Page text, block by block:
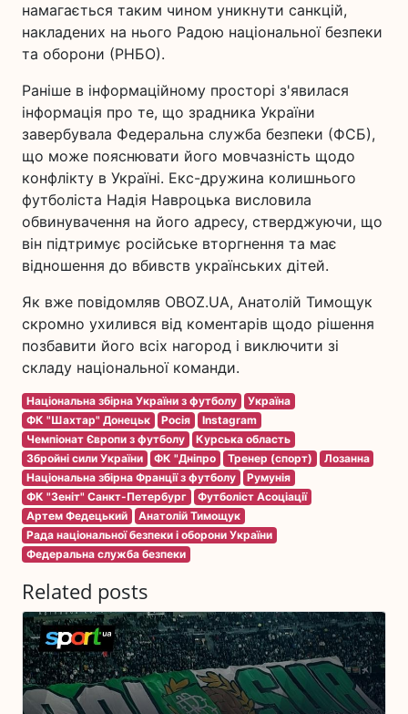
намагається таким чином уникнути санкцій,
накладених на нього Радою національної безпеки
та оборони (РНБО).
Раніше в інформаційному просторі з'явилася
інформація про те, що зрадника України
завербувала Федеральна служба безпеки (ФСБ),
що може пояснювати його мовчазність щодо
конфлікту в Україні. Екс-дружина колишнього
футболіста Надія Навроцька висловила
обвинувачення на його адресу, стверджуючи, що
він підтримує російське вторгнення та має
відношення до вбивств українських дітей.
Як вже повідомляв OBOZ.UA, Анатолій Тимощук
скромно ухилився від коментарів щодо рішення
позбавити його всіх нагород і виключити зі
складу національної команди.
Національна збірна України з футболу
Україна
ФК "Шахтар" Донецьк
Росія
Instagram
Чемпіонат Європи з футболу
Курська область
Збройні сили України
ФК "Дніпро Тренер (спорт)
Лозанна
Національна збірна Франції з футболу
Румунія
ФК "Зеніт" Санкт-Петербург
Футболіст Асоціації
Артем Федецький
Анатолій Тимощук
Рада національної безпеки і оборони України
Федеральна служба безпеки
Related posts